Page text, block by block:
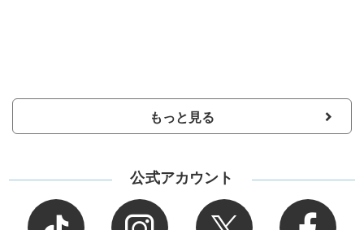
もっと見る
公式アカウント